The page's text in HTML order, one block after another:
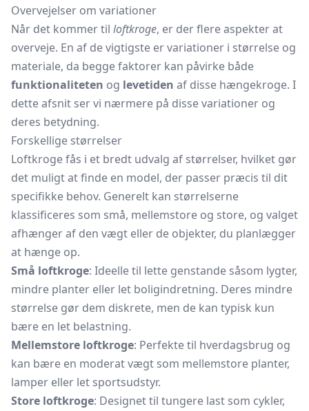
Overvejelser om variationer
Når det kommer til loftkroge, er der flere aspekter at
overveje. En af de vigtigste er variationer i størrelse og
materiale, da begge faktorer kan påvirke både
funktionaliteten og levetiden af disse hængekroge. I
dette afsnit ser vi nærmere på disse variationer og
deres betydning.
Forskellige størrelser
Loftkroge fås i et bredt udvalg af størrelser, hvilket gør
det muligt at finde en model, der passer præcis til dit
specifikke behov. Generelt kan størrelserne
klassificeres som små, mellemstore og store, og valget
afhænger af den vægt eller de objekter, du planlægger
at hænge op.
Små loftkroge: Ideelle til lette genstande såsom lygter,
mindre planter eller let boligindretning. Deres mindre
størrelse gør dem diskrete, men de kan typisk kun
bære en let belastning.
Mellemstore loftkroge: Perfekte til hverdagsbrug og
kan bære en moderat vægt som mellemstore planter,
lamper eller let sportsudstyr.
Store loftkroge: Designet til tungere last som cykler,